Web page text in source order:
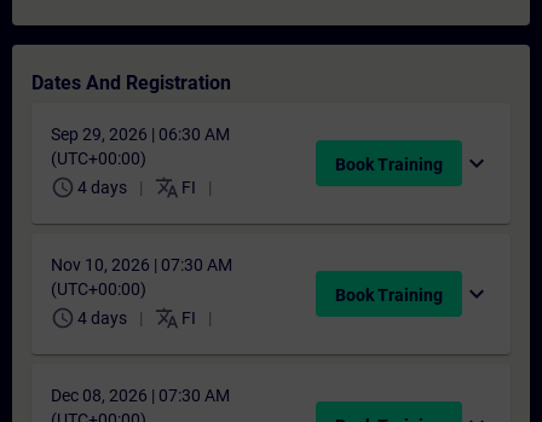
Dates And Registration
Sep 29, 2026 | 06:30 AM
(UTC+00:00)
schedule 4 days translate FI
Book Training expand_more
Nov 10, 2026 | 07:30 AM
(UTC+00:00)
schedule 4 days translate FI
Book Training expand_more
Dec 08, 2026 | 07:30 AM